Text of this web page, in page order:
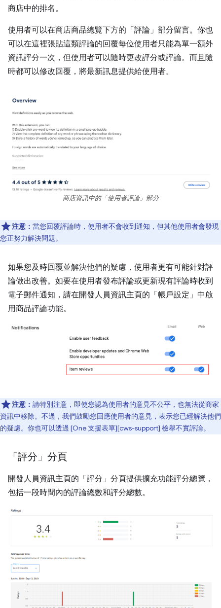
商店中的排名。
使用者可以在商店商品總覽下方的「評論」 部分留言。你也
可以在這裡張貼這類評論的回覆每位使用者只能為單一額外
資訊評分一次，但使用者可以隨時更改評分或評論。而且隨
時都可以修改回覆，將最新訊息提供給使用者。
商店資訊中的「使用者評論」部分
注意： 當您回覆評論時，使用者不會收到通知，但其他使用者會發現
您正努力解決問題。
如果您及時回覆並解決他們的疑慮，使用者更有可能針對評
論做出改善。如要在使用者發布評論或更新現有評論時收到
電子郵件通知，請在開發人員資訊主頁的「帳戶設定」 中啟
用商品評論功能。
注意： 請特別注意，即使您認為使用者的意見不公平，也無法從商家
資訊中移除。不過，我們鼓勵您回應使用者的意見，表示您已經解決他們
的疑慮。你也可以透過 [One 支援表單][cws-support] 檢舉不實評論。
「評分」分頁
開發人員資訊主頁的「評分」 分頁提供擴充功能評分總覽，
包括一段時間內的評論總數和評分總數。